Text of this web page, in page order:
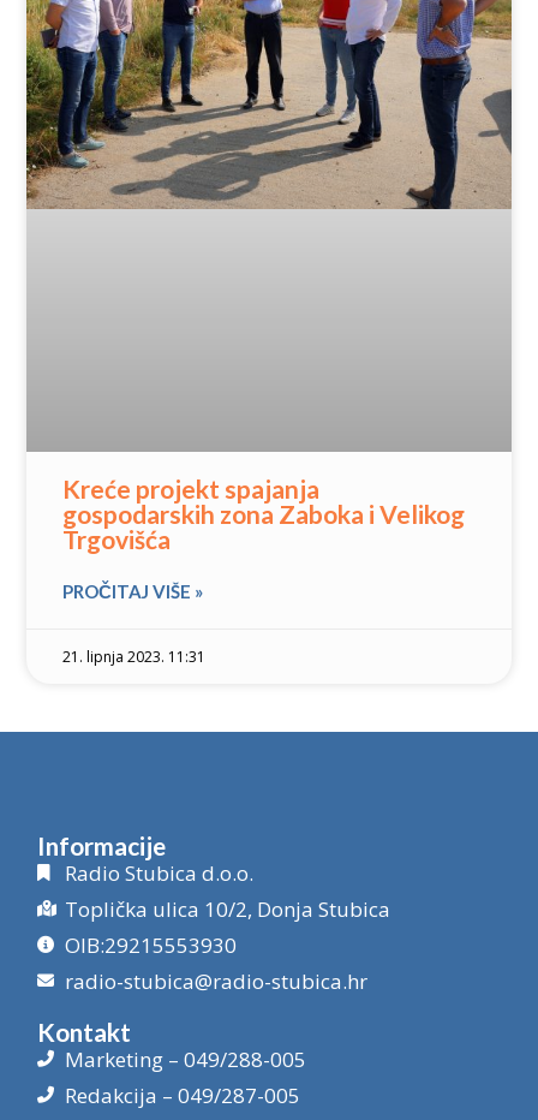
Kreće projekt spajanja
gospodarskih zona Zaboka i Velikog
Trgovišća
PROČITAJ VIŠE »
21. lipnja 2023. 11:31
Informacije
Radio Stubica d.o.o.
Toplička ulica 10/2, Donja Stubica
OIB:29215553930
radio-stubica@radio-stubica.hr
Kontakt
Marketing – 049/288-005
Redakcija – 049/287-005